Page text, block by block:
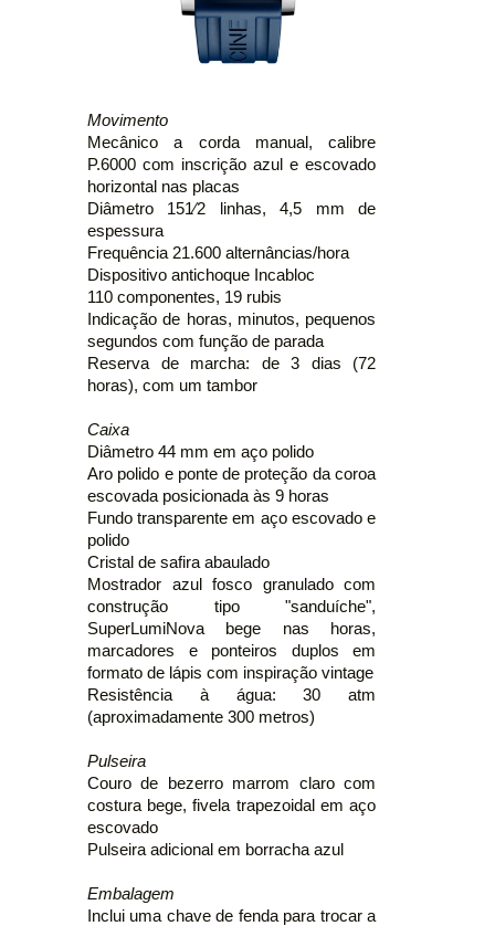
Movimento
Mecânico a corda manual, calibre
P.6000 com inscrição azul e escovado
horizontal nas placas
Diâmetro 151⁄2 linhas, 4,5 mm de
espessura
Frequência 21.600 alternâncias/hora
Dispositivo antichoque Incabloc
110 componentes, 19 rubis
Indicação de horas, minutos, pequenos
segundos com função de parada
Reserva de marcha: de 3 dias (72
horas), com um tambor
Caixa
Diâmetro 44 mm em aço polido
Aro polido e ponte de proteção da coroa
escovada posicionada às 9 horas
Fundo transparente em aço escovado e
polido
Cristal de safira abaulado
Mostrador azul fosco granulado com
construção tipo "sanduíche",
SuperLumiNova bege nas horas,
marcadores e ponteiros duplos em
formato de lápis com inspiração vintage
Resistência à água: 30 atm
(aproximadamente 300 metros)
Pulseira
Couro de bezerro marrom claro com
costura bege, fivela trapezoidal em aço
escovado
Pulseira adicional em borracha azul
Embalagem
Inclui uma chave de fenda para trocar a